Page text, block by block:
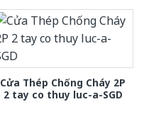
Cửa Thép Chống Cháy 2P
2 tay co thuy luc-a-SGD